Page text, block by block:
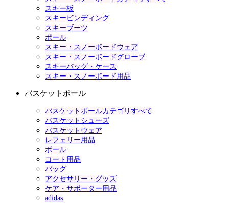
スキー板
スキービンディング
スキーブーツ
ポール
スキー・スノーボードウェア
スキー・スノーボードグローブ
スキーバッグ・ケース
スキー・スノーボード用品
バスケットボール
バスケットボールカテゴリすべて
バスケットシューズ
バスケットウェア
レフェリー用品
ボール
コート用品
バッグ
アクセサリー・グッズ
ケア・サポーター用品
adidas